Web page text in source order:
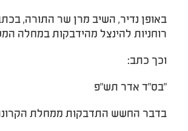
באופן נדיר, השיב מרן שר התורה,
רוחניות להינצל מהידבקות במחלה
וכך כתב:
"בס"ד אדר תש"פ
בדבר החשש התדבקות ממחלת